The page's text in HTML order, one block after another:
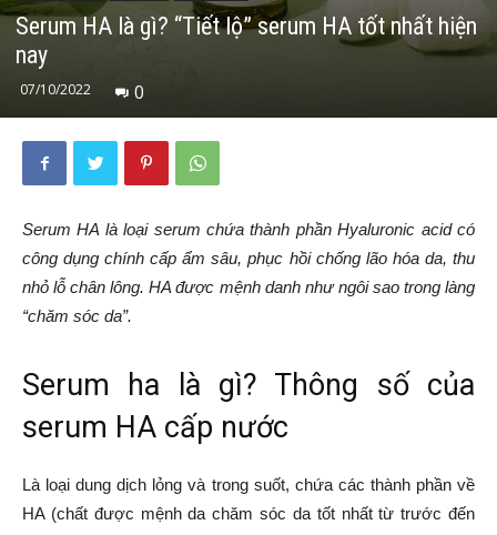
Serum HA là gì? “Tiết lộ” serum HA tốt nhất hiện
nay
07/10/2022 0
Serum HA là loại serum chứa thành phần Hyaluronic acid có
công dụng chính cấp ẩm sâu, phục hồi chống lão hóa da, thu
nhỏ lỗ chân lông. HA được mệnh danh như ngôi sao trong làng
“chăm sóc da”.
Serum ha là gì? Thông số của
serum HA cấp nước
Là loại dung dịch lỏng và trong suốt, chứa các thành phần về
HA (chất được mệnh da chăm sóc da tốt nhất từ trước đến